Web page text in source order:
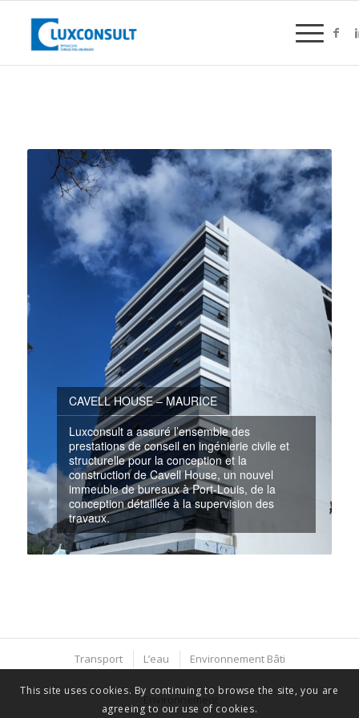
CAVELL HOUSE – MAURICE
Luxconsult a assuré l’ensemble des
prestations de conseil en ingénierie civile et
structurelle pour la conception et la
construction de Cavell House, un nouvel
immeuble de bureaux à Port-Louis, de la
conception détaillée à la supervision des
travaux.
Transport L’eau Environnement Bâti
Environnement
This site uses cookies. By continuing to browse the site, you are
agreeing to our use of cookies.